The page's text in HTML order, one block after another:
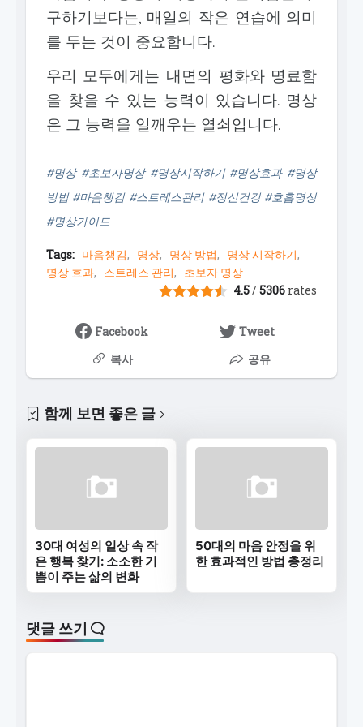
구하기보다는, 매일의 작은 연습에 의미
를 두는 것이 중요합니다.
우리 모두에게는 내면의 평화와 명료함
을 찾을 수 있는 능력이 있습니다. 명상
은 그 능력을 일깨우는 열쇠입니다.
#명상 #초보자명상 #명상시작하기 #명상효과 #명상
방법 #마음챙김 #스트레스관리 #정신건강 #호흡명상
#명상가이드
Tags: 마음챙김 명상 명상 방법
명상 시작하기
명상 효과
스트레스 관리
초보자 명상
4.5/5306 rates
Facebook
Tweet
복사
공유
함께 보면 좋은 글
30대 여성의 일상 속 작
은 행복 찾기: 소소한 기
쁨이 주는 삶의 변화
50대의 마음 안정을 위
한 효과적인 방법 총정리
댓글 쓰기